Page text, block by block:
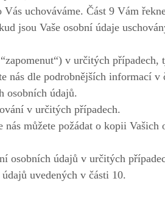
uchováváme. Část 9 Vám
jsou Vaše osobní údaje
v určitých
nás dle podrobnějších informací v
osobních údajů.
v určitých případech.
můžete požádat o kopii Vašich
osobních údajů v určitých
uvedených v části 10.